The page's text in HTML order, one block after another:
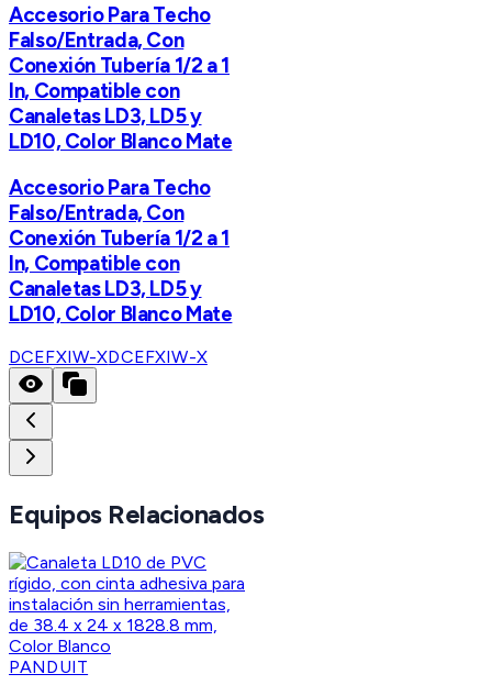
Accesorio Para Techo
Falso/Entrada, Con
Conexión Tubería 1/2 a 1
In, Compatible con
Canaletas LD3, LD5 y
LD10, Color Blanco Mate
Accesorio Para Techo
Falso/Entrada, Con
Conexión Tubería 1/2 a 1
In, Compatible con
Canaletas LD3, LD5 y
LD10, Color Blanco Mate
DCEFXIW-XDCEFXIW-X
Equipos Relacionados
PANDUIT